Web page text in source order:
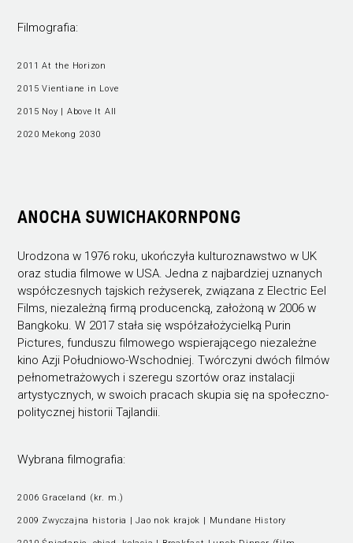
Filmografia:
2011 At the Horizon
2015 Vientiane in Love
2015 Noy | Above It All
2020 Mekong 2030
ANOCHA SUWICHAKORNPONG
Urodzona w 1976 roku, ukończyła kulturoznawstwo w UK
oraz studia filmowe w USA. Jedna z najbardziej uznanych
współczesnych tajskich reżyserek, związana z Electric Eel
Films, niezależną firmą producencką, założoną w 2006 w
Bangkoku. W 2017 stała się współzałożycielką Purin
Pictures, funduszu filmowego wspierającego niezależne
kino Azji Południowo-Wschodniej. Twórczyni dwóch filmów
pełnometrażowych i szeregu szortów oraz instalacji
artystycznych, w swoich pracach skupia się na społeczno-
politycznej historii Tajlandii.
Wybrana filmografia:
2006 Graceland (kr. m.)
2009 Zwyczajna historia | Jao nok krajok | Mundane History